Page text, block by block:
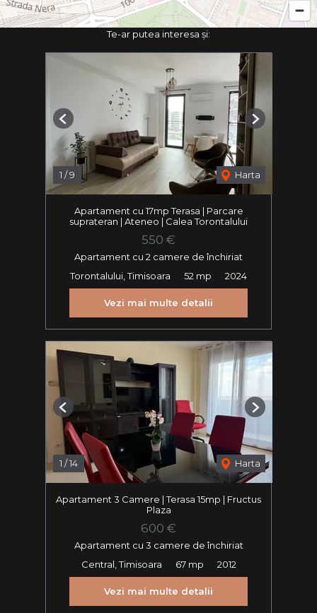
Te-ar putea interesa și:
1 /9 Harta
Previous Next
Apartament cu 17mp Terasa | Parcare
suprateran | Ateneo | Calea Torontalului
550 €
Apartament cu 2 camere de închiriat
Torontalului, Timisoara
52 mp 2024
Vezi mai multe detalii
1 /14 Harta
Previous Next
Apartament 3 Camere | Terasa 15mp | Fructus
Plaza
600 €
Apartament cu 3 camere de închiriat
Central, Timisoara
67 mp 2012
Vezi mai multe detalii